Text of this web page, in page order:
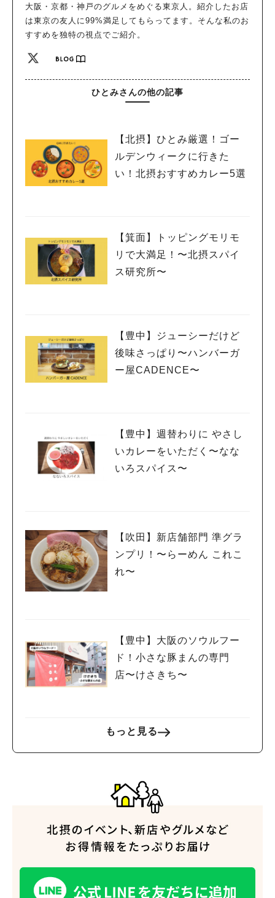
大阪・京都・神戸のグルメをめぐる東京人。紹介したお店
は東京の友人に99%満足してもらってます。そんな私のお
すすめを独特の視点でご紹介。
ひとみさんの他の記事
【北摂】ひとみ厳選！ゴー
ルデンウィークに行きた
い！北摂おすすめカレー5選
【箕面】トッピングモリモ
リで大満足！〜北摂スパイ
ス研究所〜
【豊中】ジューシーだけど
後味さっぱり〜ハンバーガ
ー屋CADENCE〜
【豊中】週替わりに やさし
いカレーをいただく〜なな
いろスパイス〜
【吹田】新店舗部門 準グラ
ンプリ！〜らーめん これこ
れ〜
【豊中】大阪のソウルフー
ド！小さな豚まんの専門
店〜けさきち〜
もっと見る